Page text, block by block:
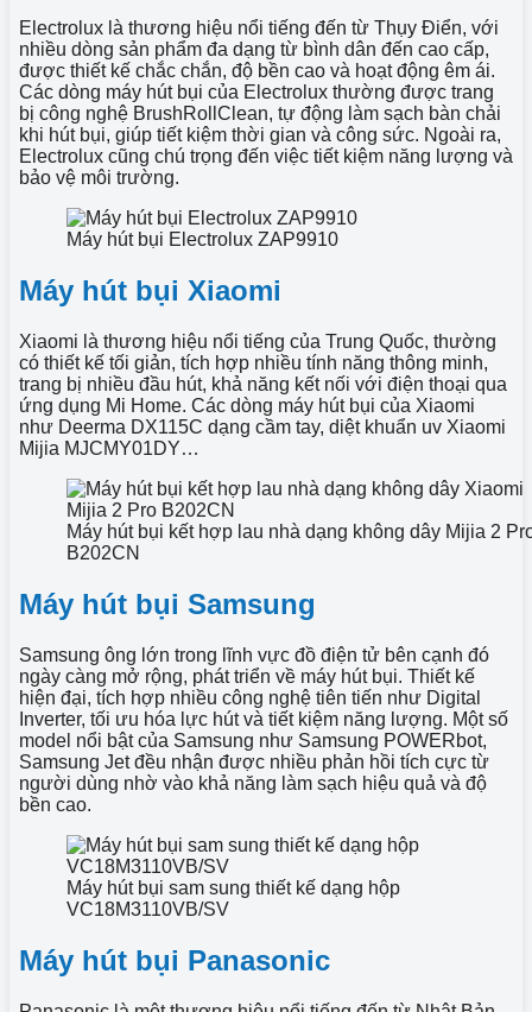
Electrolux là thương hiệu nổi tiếng đến từ Thụy Điển, với
nhiều dòng sản phẩm đa dạng từ bình dân đến cao cấp,
được thiết kế chắc chắn, độ bền cao và hoạt động êm ái.
Các dòng máy hút bụi của Electrolux thường được trang
bị công nghệ BrushRollClean, tự động làm sạch bàn chải
khi hút bụi, giúp tiết kiệm thời gian và công sức. Ngoài ra,
Electrolux cũng chú trọng đến việc tiết kiệm năng lượng và
bảo vệ môi trường.
Máy hút bụi Electrolux ZAP9910
Máy hút bụi Xiaomi
Xiaomi là thương hiệu nổi tiếng của Trung Quốc, thường
có thiết kế tối giản, tích hợp nhiều tính năng thông minh,
trang bị nhiều đầu hút, khả năng kết nối với điện thoại qua
ứng dụng Mi Home. Các dòng máy hút bụi của Xiaomi
như Deerma DX115C dạng cầm tay, diệt khuẩn uv Xiaomi
Mijia MJCMY01DY…
Máy hút bụi kết hợp lau nhà dạng không dây Mijia 2
B202CN
Máy hút bụi Samsung
Samsung ông lớn trong lĩnh vực đồ điện tử bên cạnh đó
ngày càng mở rộng, phát triển về máy hút bụi. Thiết kế
hiện đại, tích hợp nhiều công nghệ tiên tiến như Digital
Inverter, tối ưu hóa lực hút và tiết kiệm năng lượng. Một số
model nổi bật của Samsung như Samsung POWERbot,
Samsung Jet đều nhận được nhiều phản hồi tích cực từ
người dùng nhờ vào khả năng làm sạch hiệu quả và độ
bền cao.
Máy hút bụi sam sung thiết kế dạng hộp
VC18M3110VB/SV
Máy hút bụi Panasonic